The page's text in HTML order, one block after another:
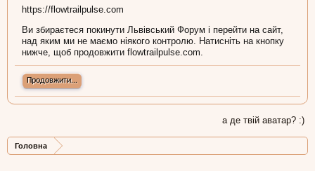
https://flowtrailpulse.com
Ви збираєтеся покинути Львівський Форум і перейти на сайт,
над яким ми не маємо ніякого контролю. Натисніть на кнопку
нижче, щоб продовжити flowtrailpulse.com.
Продовжити...
а де твій аватар? :)
Головна